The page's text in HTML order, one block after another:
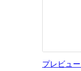
プレビュー